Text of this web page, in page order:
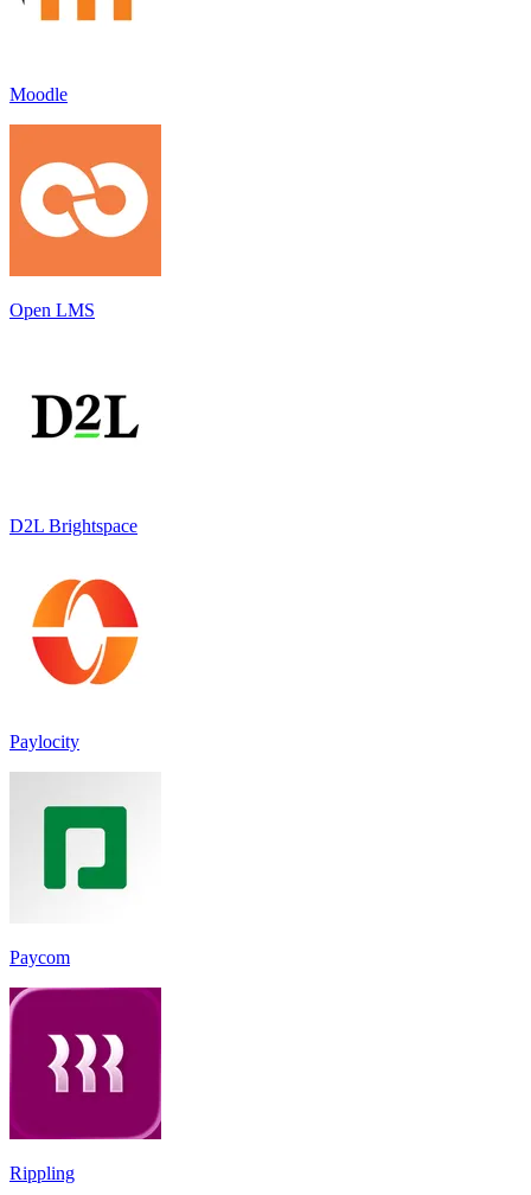
Moodle
Open LMS
D2L Brightspace
Paylocity
Paycom
Rippling